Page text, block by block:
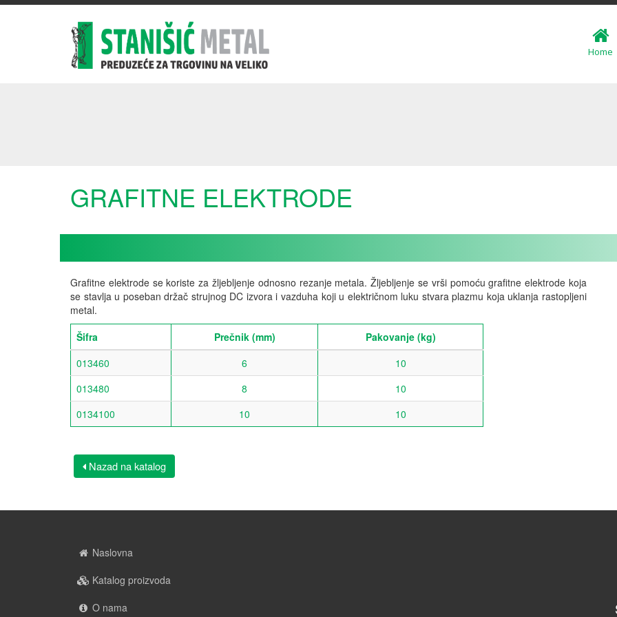
Home
GRAFITNE ELEKTRODE
Grafitne elektrode se koriste za žljebljenje odnosno rezanje metala. Žljebljenje se vrši pomoću grafitne elektrode koja
se stavlja u poseban držač strujnog DC izvora i vazduha koji u električnom luku stvara plazmu koja uklanja rastopljeni
metal.
Šifra
Prečnik (mm)
Pakovanje (kg)
013460
6
10
013480
8
10
0134100
10 10
Nazad na katalog
Naslovna
Katalog proizvoda
O nama